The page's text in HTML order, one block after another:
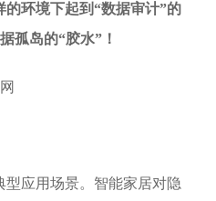
的环境下起到“数据审计”的
孤岛的“胶水”！
应用场景。智能家居对隐